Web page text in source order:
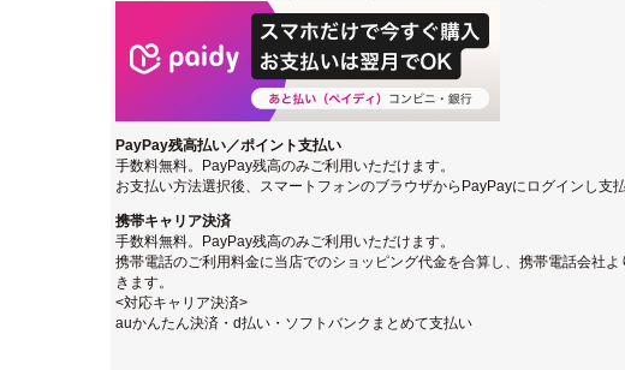
PayPay残高払い／ポイント支払い
手数料無料。PayPay残高のみご利用いただけます。
お支払い方法選択後、スマートフォンのブラウザからPayPayにログインし支
携帯キャリア決済
手数料無料。PayPay残高のみご利用いただけます。
携帯電話のご利用料金に当店でのショッピング代金を合算し、携帯電話会社
きます。
<対応キャリア決済>
auかんたん決済・d払い・ソフトバンクまとめて支払い